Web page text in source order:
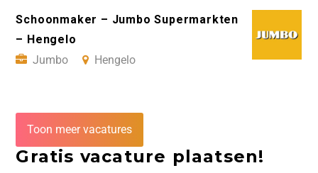
Schoonmaker – Jumbo Supermarkten
– Hengelo
Jumbo
Hengelo
Toon meer vacatures
Gratis vacature plaatsen!